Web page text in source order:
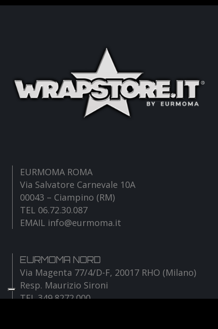
EURMOMA ROMA
Via Salvatore Carnevale 10A
00043 – Ciampino (RM)
TEL 06.72.30.087
EMAIL info@eurmoma.it
EURMOMA NORD
Via Magenta 77/4/D-F, 20017 RHO (Milano)
Resp. Maurizio Sironi
TEL 349.8272.000